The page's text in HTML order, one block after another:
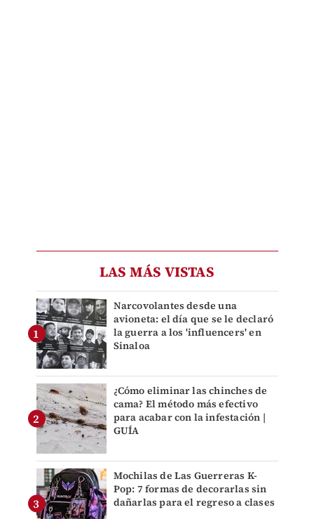
LAS MÁS VISTAS
Narcovolantes desde una
avioneta: el día que se le declaró
la guerra a los 'influencers' en
Sinaloa
¿Cómo eliminar las chinches de
cama? El método más efectivo
para acabar con la infestación |
GUÍA
Mochilas de Las Guerreras K-
Pop: 7 formas de decorarlas sin
dañarlas para el regreso a clases